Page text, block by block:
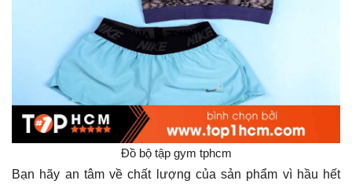
Đồ bộ tập gym tphcm
Bạn hãy an tâm về chất lượng của sản phẩm vì hầu hết